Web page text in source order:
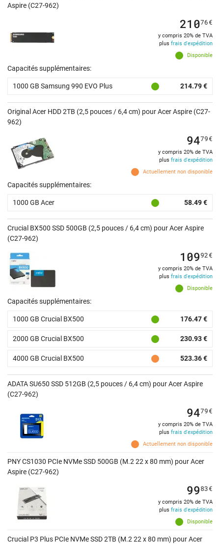
Aspire (C27-962)
Disponible
21076€
y compris 20% de TVA
plus frais d'expédition
Capacités supplémentaires:
1000 GB Samsung 990 EVO Plus 214.79 €
Original Acer HDD 2TB (2,5 pouces / 6,4 cm) pour Acer Aspire (C27-
962)
Actuellement non disponible
9479€
y compris 20% de TVA
plus frais d'expédition
Capacités supplémentaires:
1000 GB Acer 58.49 €
Crucial BX500 SSD 500GB (2,5 pouces / 6,4 cm) pour Acer Aspire
(C27-962)
Disponible
10992€
y compris 20% de TVA
plus frais d'expédition
Capacités supplémentaires:
1000 GB Crucial BX500 176.47 €
2000 GB Crucial BX500 230.93 €
4000 GB Crucial BX500 523.36 €
ADATA SU650 SSD 512GB (2,5 pouces / 6,4 cm) pour Acer Aspire
(C27-962)
Actuellement non disponible
9479€
y compris 20% de TVA
plus frais d'expédition
PNY CS1030 PCIe NVMe SSD 500GB (M.2 22 x 80 mm) pour Acer
Aspire (C27-962)
Disponible
9983€
y compris 20% de TVA
plus frais d'expédition
Crucial P3 Plus PCIe NVMe SSD 2TB (M.2 22 x 80 mm) pour Acer